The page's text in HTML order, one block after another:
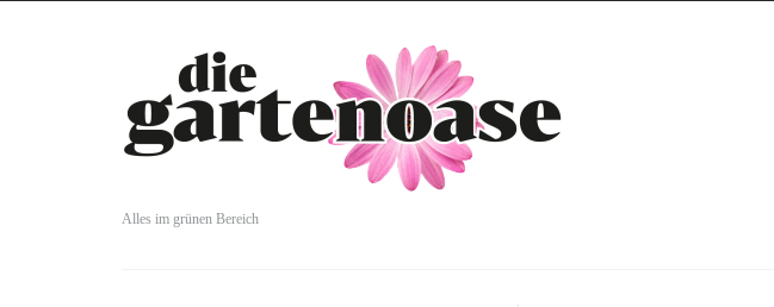
Alles im grünen Bereich